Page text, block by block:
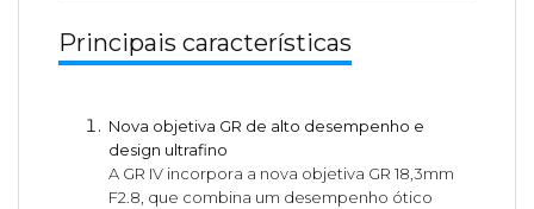
Principais características
Nova objetiva GR de alto desempenho e
design ultrafino
A GR IV incorpora a nova objetiva GR 18,3mm
F2.8, que combina um desempenho ótico